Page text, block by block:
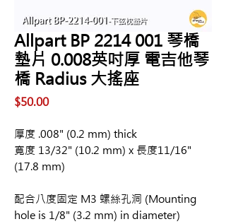
Allpart BP 2214 001 琴橋
墊片 0.008英吋厚 電吉他琴
橋 Radius 大搖座
$50.00價
厚度 .008" (0.2 mm) thick
寬度 13/32" (10.2 mm) x 長度11/16"
(17.8 mm)
配合八度固定 M3 螺絲孔洞 (Mounting
hole is 1/8" (3.2 mm) in diameter)